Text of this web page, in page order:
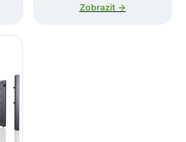
Zobrazit →